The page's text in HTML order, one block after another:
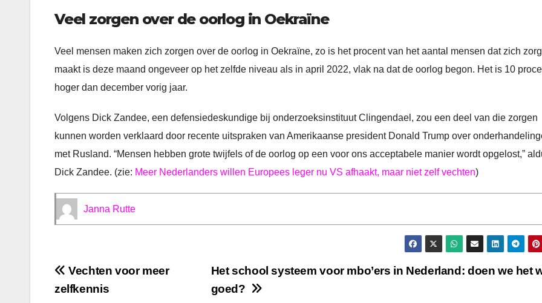
Veel zorgen over de oorlog in Oekraïne
Veel mensen maken zich zorgen over de oorlog in Oekraïne, zo is het procent van het aantal mensen dat zich
maakt is deze maand ongeveer op het zelfde niveau als in april 2022, vlak na dat de oorlog begon. Het is 10
hoger dan december vorig jaar.
Volgens Dick Zandee, een defensiedeskundige bij onderzoeksinstituut Clingendael, zou een deel van die zorgen
kunnen worden verklaard door recente uitspraken van Amerikaanse president Donald Trump over
met Rusland. “Mensen hebben grote twijfels of de oorlog op een voor ons acceptabele manier wordt opgelost,”
Dick Zandee. (zie: Meer Nederlanders willen Europees leger nu VS afhaakt, maar niet zelf vechten)
Janna Rutte
Bericht
Het school systeem voor mbo’ers in Nederland: doen we het
goed?
Vechten voor meer
zelfkennis